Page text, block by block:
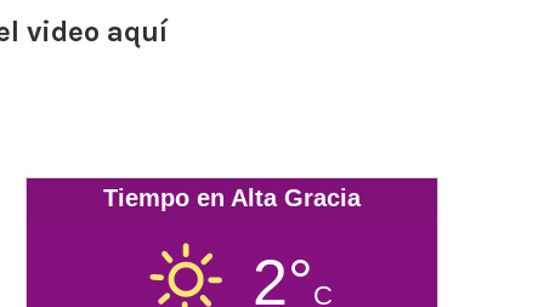
video aquí
Tiempo en Alta Gracia
2°C